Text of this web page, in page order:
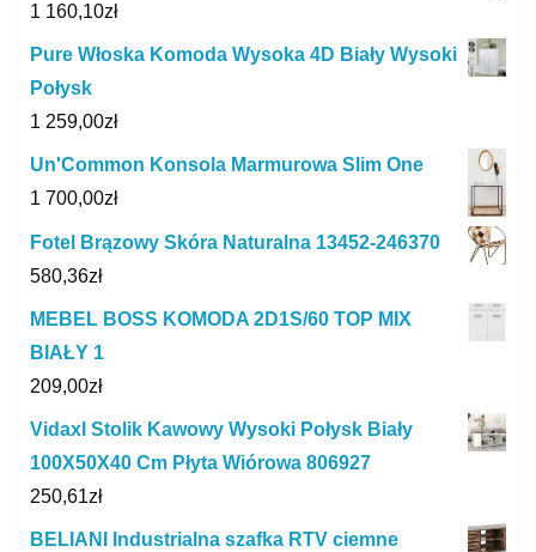
1 160,10zł
Pure Włoska Komoda Wysoka 4D Biały Wysoki
Połysk
1 259,00zł
Un'Common Konsola Marmurowa Slim One
1 700,00zł
Fotel Brązowy Skóra Naturalna 13452-246370
580,36zł
MEBEL BOSS KOMODA 2D1S/60 TOP MIX
BIAŁY 1
209,00zł
Vidaxl Stolik Kawowy Wysoki Połysk Biały
100X50X40 Cm Płyta Wiórowa 806927
250,61zł
BELIANI Industrialna szafka RTV ciemne